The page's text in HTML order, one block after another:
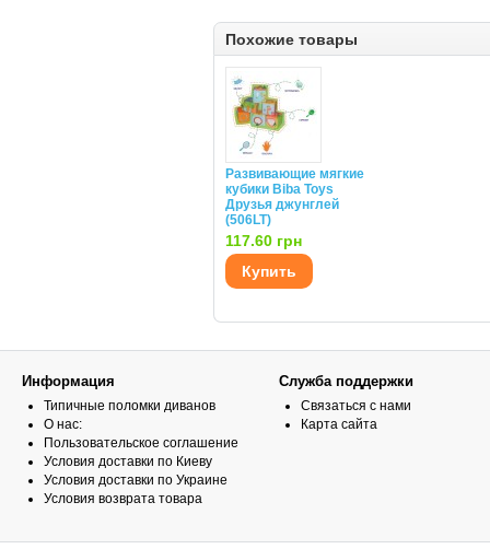
Похожие товары
Развивающие мягкие
кубики Biba Toys
Друзья джунглей
(506LT)
117.60 грн
Купить
Информация
Типичные поломки диванов
О нас:
Пользовательское соглашение
Условия доставки по Киеву
Условия доставки по Украине
Условия возврата товара
Служба поддержки
Связаться с нами
Карта сайта